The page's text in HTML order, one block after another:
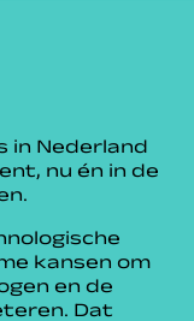
in Nederland
nu én in de
kansen om
en de
Dat